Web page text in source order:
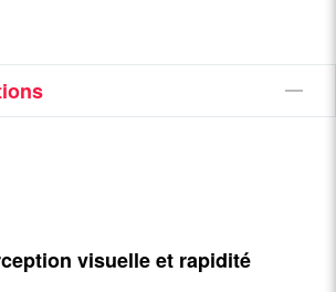
visuelle et rapidité